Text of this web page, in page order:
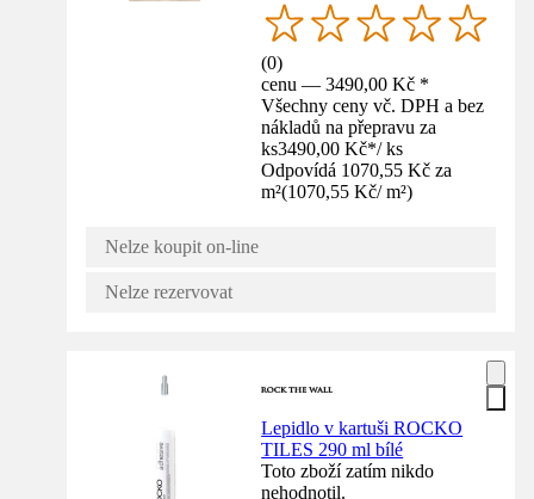
(0)
cenu — 3490,00 Kč *
Všechny ceny vč. DPH a bez
nákladů na přepravu za
ks3490,00 Kč*/ ks
Odpovídá 1070,55 Kč za
m²(1070,55 Kč/ m²)
Nelze koupit on-line
Nelze rezervovat
Lepidlo v kartuši ROCKO
TILES 290 ml bílé
Toto zboží zatím nikdo
nehodnotil.